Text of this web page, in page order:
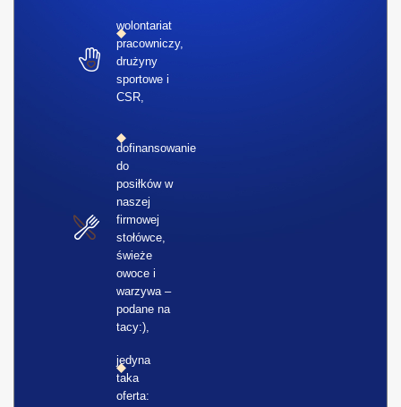
wolontariat
pracowniczy,
drużyny
sportowe i
CSR,
dofinansowanie
do
posiłków w
naszej
firmowej
stołówce,
świeże
owoce i
warzywa –
podane na
tacy:),
jedyna
taka
oferta: